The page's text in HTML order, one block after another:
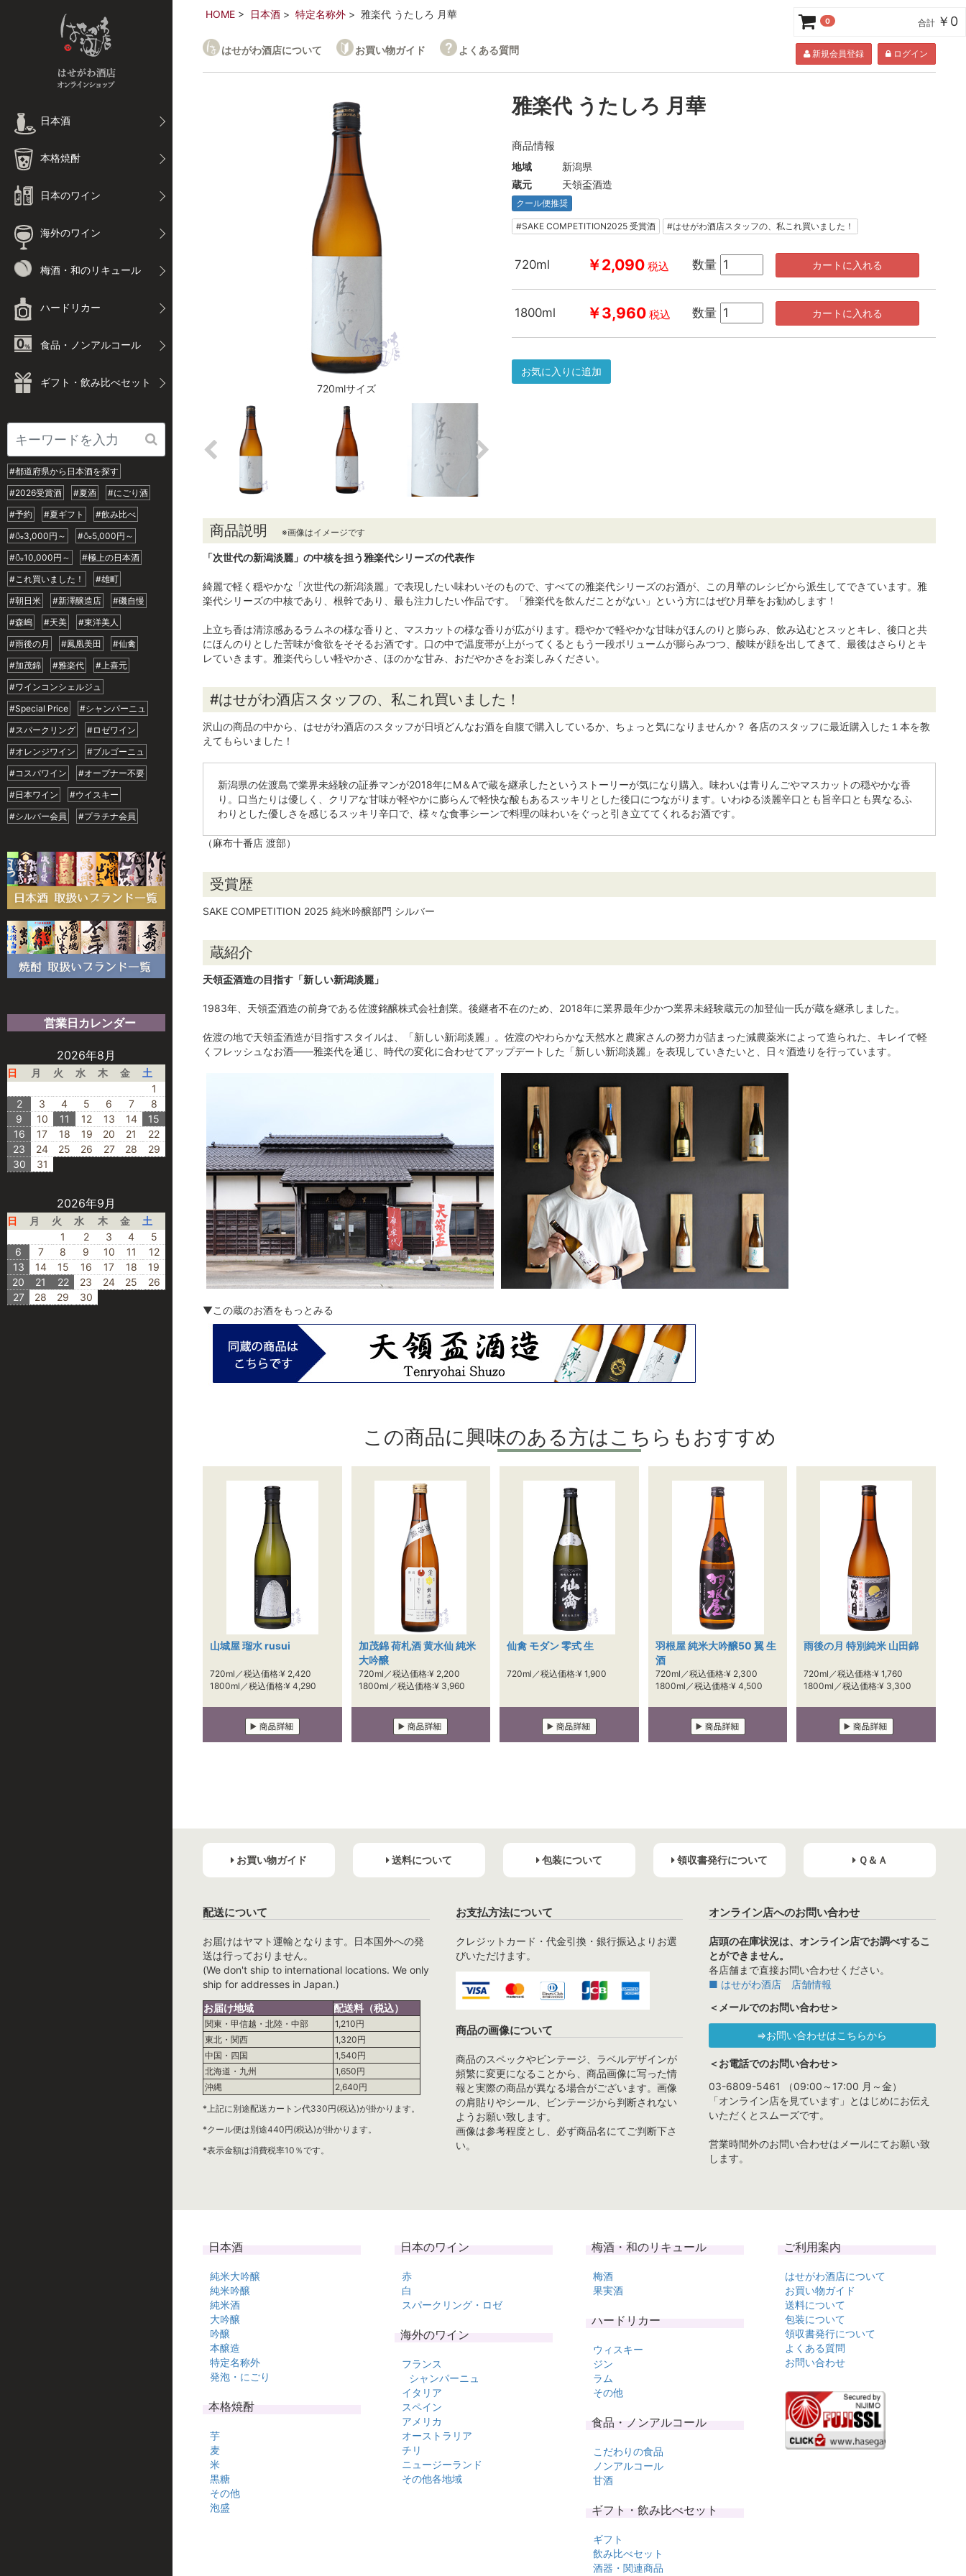
日本酒
本格焼酎
日本のワイン
海外のワイン
梅酒・和のリキュール
ハードリカー
食品・ノンアルコール
ギフト・飲み比べセット
#都道府県から日本酒を探す
#2026受賞酒
#夏酒
#にごり酒
#予約
#夏ギフト
#飲み比べ
#🍶3,000円～
#🍶5,000円～
#🍶10,000円～
#極上の日本酒
#これ買いました！
#雄町
#朝日米
#新澤醸造店
#磯自慢
#森嶋
#天美
#東洋美人
#雨後の月
#鳳凰美田
#仙禽
#加茂錦
#雅楽代
#上喜元
#ワインコンシェルジュ
#Special Price
#シャンパーニュ
#スパークリング
#ロゼワイン
#オレンジワイン
#ブルゴーニュ
#コスパワイン
#オープナー不要
#日本ワイン
#ウイスキー
#シルバー会員
#プラチナ会員
営業日カレンダー
2026年8月
日 月 火 水 木 金
土
1
2
3 4 5 6 7
8
9
10 11 12 13 14
15
16
17 18 19 20 21
22
23
24 25 26 27 28
29
30
31
2026年9月
日 月 火 水 木 金
土
1
2 3 4
5
6
7 8 9 10 11
12
13
14 15 16 17 18
19
20
21 22 23 24 25
26
27
28 29 30
HOME 日本酒 特定名称外 雅楽代 うたしろ 月華
はせがわ酒店について お買い物ガイド よくある質問 新規会員登録 ログイン
720mlサイズ
雅楽代 うたしろ 月華
商品情報
地域
新潟県
蔵元
天領盃酒造
クール便推奨
#SAKE COMPETITION2025 受賞酒 #はせがわ酒店スタッフの、私これ買いました！
720ml ￥2,090 税込 数量 カートに入れる
1800ml ￥3,960 税込 数量 カートに入れる
お気に入りに追加
商品説明 ※画像はイメージです
「次世代の新潟淡麗」の中核を担う雅楽代シリーズの代表作
綺麗で軽く穏やかな「次世代の新潟淡麗」で表現したい味わいそのもので、すべての雅楽代シリーズのお酒が、この月華のレシピから派生してできています。雅
楽代シリーズの中核であり、根幹であり、最も注力したい作品です。「雅楽代を飲んだことがない」という方にはぜひ月華をお勧めします！
上立ち香は清涼感あるラムネの様な香りと、マスカットの様な香りが広がります。穏やかで軽やかな甘味がほんのりと膨らみ、飲み込むとスッとキレ、後口と共
にほんのりとした苦味が食欲をそそるお酒です。口の中で温度帯が上がってくるともう一段ボリュームが膨らみつつ、酸味が顔を出してきて、最後はさらりとキ
レていきます。雅楽代らしい軽やかさ、ほのかな甘み、おだやかさをお楽しみください。
#はせがわ酒店スタッフの、私これ買いました！
沢山の商品の中から、はせがわ酒店のスタッフが日頃どんなお酒を自腹で購入しているか、ちょっと気になりませんか？ 各店のスタッフに最近購入した１本を教
えてもらいました！
新潟県の佐渡島で業界未経験の証券マンが2018年にM＆Aで蔵を継承したというストーリーが気になり購入。味わいは青りんごやマスカットの穏やかな香
り。口当たりは優しく、クリアな甘味が軽やかに膨らんで軽快な酸もあるスッキリとした後口につながります。いわゆる淡麗辛口とも旨辛口とも異なるふ
わりとした優しさを感じるスッキリ辛口で、様々な食事シーンで料理の味わいをぐっと引き立ててくれるお酒です。
（麻布十番店 渡部）
受賞歴
SAKE COMPETITION 2025 純米吟醸部門 シルバー
蔵紹介
天領盃酒造の目指す「新しい新潟淡麗」
1983年、天領盃酒造の前身である佐渡銘醸株式会社創業。後継者不在のため、2018年に業界最年少かつ業界未経験蔵元の加登仙一氏が蔵を継承しました。
佐渡の地で天領盃酒造が目指すスタイルは、「新しい新潟淡麗」。佐渡のやわらかな天然水と農家さんの努力が詰まった減農薬米によって造られた、キレイで軽
くフレッシュなお酒――雅楽代を通じ、時代の変化に合わせてアップデートした「新しい新潟淡麗」を表現していきたいと、日々酒造りを行っています。
▼この蔵のお酒をもっとみる
この商品に興味のある方はこちらもおすすめ
山城屋 瑠水 rusui
720ml／税込価格:¥ 2,420
1800ml／税込価格:¥ 4,290
加茂錦 荷札酒 黄水仙 純米
大吟醸
720ml／税込価格:¥ 2,200
1800ml／税込価格:¥ 3,960
仙禽 モダン 零式 生
720ml／税込価格:¥ 1,900
羽根屋 純米大吟醸50 翼 生
酒
720ml／税込価格:¥ 2,300
1800ml／税込価格:¥ 4,500
雨後の月 特別純米 山田錦
720ml／税込価格:¥ 1,760
1800ml／税込価格:¥ 3,300
0 合計 ￥0
お買い物ガイド 送料について 包装について 領収書発行について Ｑ＆Ａ
配送について
お届けはヤマト運輸となります。日本国外への発
送は行っておりません。
(We don't ship to international locations. We only
ship for addresses in Japan.)
お届け地域
配送料（税込）
関東・甲信越・北陸・中部
1,210円
東北・関西
1,320円
中国・四国
1,540円
北海道・九州
1,650円
沖縄
2,640円
*上記に別途配送カートン代330円(税込)が掛かります。
*クール便は別途440円(税込)が掛かります。
*表示金額は消費税率10％です。
お支払方法について
クレジットカード・代金引換・銀行振込よりお選
びいただけます。
商品の画像について
商品のスペックやビンテージ、ラベルデザインが
頻繁に変更になることから、商品画像に写った情
報と実際の商品が異なる場合がございます。画像
の肩貼りやシール、ビンテージから判断されない
ようお願い致します。
画像は参考程度とし、必ず商品名にてご判断下さ
い。
オンライン店へのお問い合わせ
店頭の在庫状況は、オンライン店でお調べするこ
とができません。
各店舗まで直接お問い合わせください。
■ はせがわ酒店 店舗情報
＜メールでのお問い合わせ＞
⇒お問い合わせはこちらから
＜お電話でのお問い合わせ＞
03-6809-5461 （09:00～17:00 月～金）
「オンライン店を見ています」とはじめにお伝え
いただくとスムーズです。
営業時間外のお問い合わせはメールにてお願い致
します。
日本酒
純米大吟醸
純米吟醸
純米酒
大吟醸
吟醸
本醸造
特定名称外
発泡・にごり
本格焼酎
芋
麦
米
黒糖
その他
泡盛
日本のワイン
赤
白
スパークリング・ロゼ
海外のワイン
フランス
シャンパーニュ
イタリア
スペイン
アメリカ
オーストラリア
チリ
ニュージーランド
その他各地域
梅酒・和のリキュール
梅酒
果実酒
ハードリカー
ウィスキー
ジン
ラム
その他
食品・ノンアルコール
こだわりの食品
ノンアルコール
甘酒
ギフト・飲み比べセット
ギフト
飲み比べセット
酒器・関連商品
ご利用案内
はせがわ酒店について
お買い物ガイド
送料について
包装について
領収書発行について
よくある質問
お問い合わせ